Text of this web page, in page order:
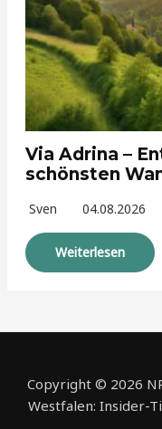
Via Adrina –
schönsten
Sven 04.08.2026
Weiterlesen
Copyright © 2026
Westfalen: Insider-